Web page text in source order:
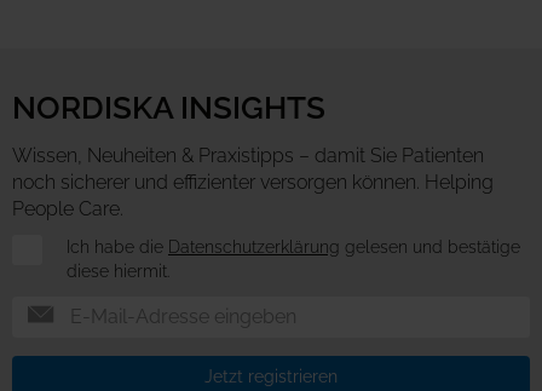
NORDISKA INSIGHTS
Wissen, Neuheiten & Praxistipps – damit Sie Patienten
noch sicherer und effizienter versorgen können. Helping
People Care.
NewsletterIch habe die Datenschutzerklärung gelesen und bestätige
diese hiermit.
Jetzt registrieren